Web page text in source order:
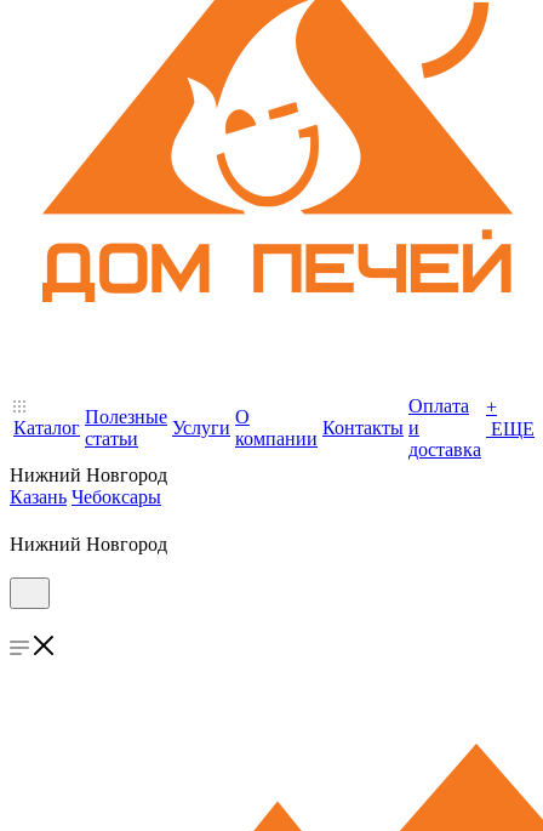
Каталог
Полезные
статьи
Услуги
О
компании
Контакты
Оплата
и
доставка
+
ЕЩЕ
Нижний Новгород
Казань Чебоксары
Нижний Новгород